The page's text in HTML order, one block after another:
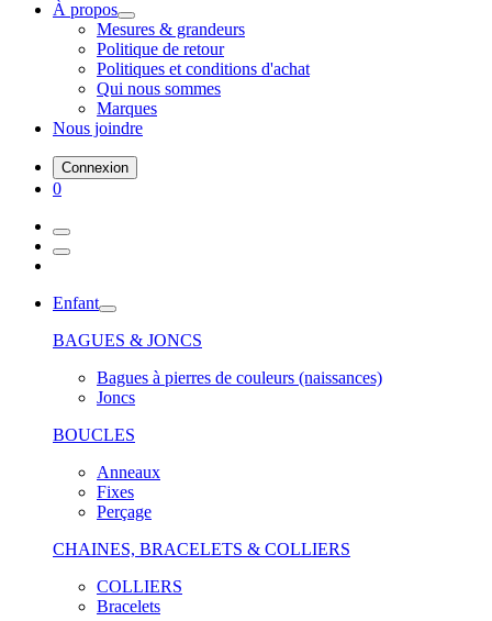
À propos
Mesures & grandeurs
Politique de retour
Politiques et conditions d'achat
Qui nous sommes
Marques
Nous joindre
Connexion
0
Enfant
BAGUES & JONCS
Bagues à pierres de couleurs (naissances)
Joncs
BOUCLES
Anneaux
Fixes
Perçage
CHAINES, BRACELETS & COLLIERS
COLLIERS
Bracelets